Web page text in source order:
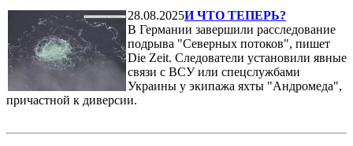
28.08.2025И ЧТО ТЕПЕРЬ?
В Германии завершили расследование
подрыва "Северных потоков", пишет
Die Zeit. Следователи установили явные
связи с ВСУ или спецслужбами
Украины у экипажа яхты "Андромеда",
причастной к диверсии.